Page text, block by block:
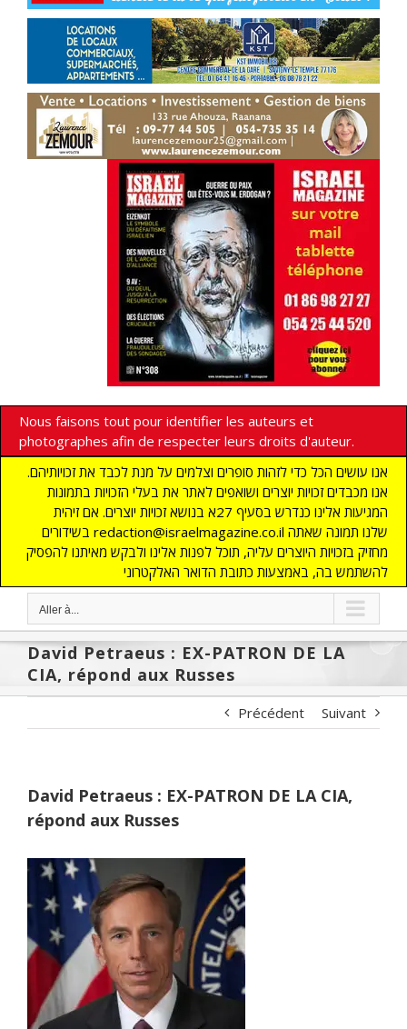
Nous faisons tout pour identifier les auteurs et
photographes afin de respecter leurs droits d'auteur.
אנו עושים הכל כדי לזהות סופרים וצלמים על מנת לכבד את זכויותיהם.
אנו מכבדים זכויות יוצרים ושואפים לאתר את בעלי הזכויות בתמונות
המגיעות אלינו כנדרש בסעיף 27א בנושא זכויות יוצרים. אם זיהית
בשידורים redaction@israelmagazine.co.il שלנו תמונה שאתה
מחזיק בזכויות היוצרים עליה, תוכל לפנות אלינו ולבקש מאיתנו להפסיק
להשתמש בה, באמצעות כתובת הדואר האלקטרוני
Aller à...
David Petraeus : EX-PATRON DE LA
CIA, répond aux Russes
Précédent Suivant
David Petraeus : EX-PATRON DE LA CIA,
répond aux Russes